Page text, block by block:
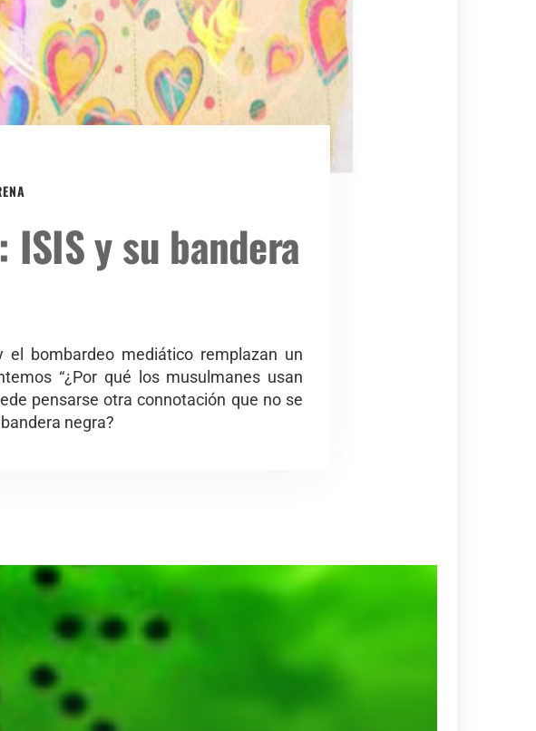
y su bandera
bombardeo mediático remplazan un
“¿Por qué los musulmanes usan
pensarse otra connotación que no se
negra?